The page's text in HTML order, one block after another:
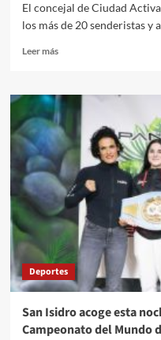
de
España
El concejal de Ciudad
los más de 20 senderistas y
Leer másLeer
El
Área
de
Ciudad
Activa
se
adentra
en
el
centro
histórico
con
el
sendero
de
Jairán
Deportes
San Isidro acoge esta
Campeonato del Mundo